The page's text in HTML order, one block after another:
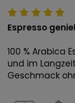
Espresso
100 % Arabica
und im
Geschmack